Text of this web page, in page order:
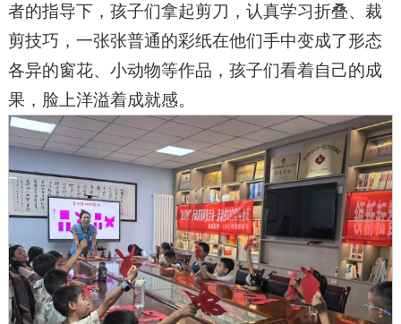
者的指导下，孩子们拿起剪刀，认真学习折叠、裁
剪技巧，一张张普通的彩纸在他们手中变成了形态
各异的窗花、小动物等作品，孩子们看着自己的成
果，脸上洋溢着成就感。